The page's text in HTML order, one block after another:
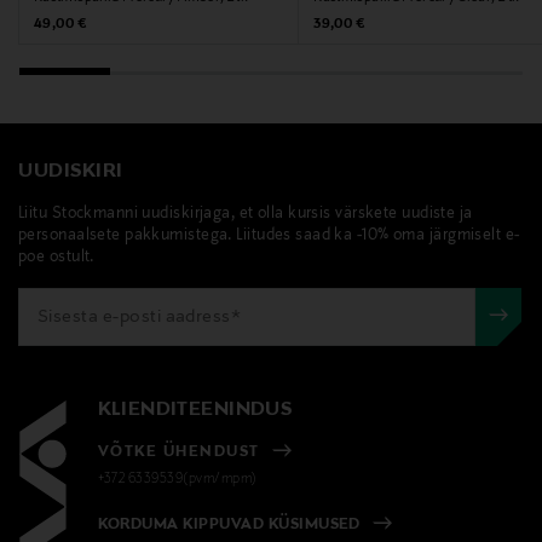
Original Price
49,00 €
Original Price
39,00 €
UUDISKIRI
Liitu Stockmanni uudiskirjaga, et olla kursis värskete uudiste ja
personaalsete pakkumistega. Liitudes saad ka -10% oma järgmiselt e-
poe ostult.
KLIENDITEENINDUS
VÕTKE ÜHENDUST
+372 6339539(pvm/mpm)
KORDUMA KIPPUVAD KÜSIMUSED